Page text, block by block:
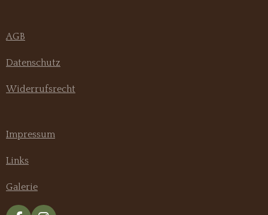
AGB
Datenschutz
Widerrufsrecht
Impressum
Links
Galerie